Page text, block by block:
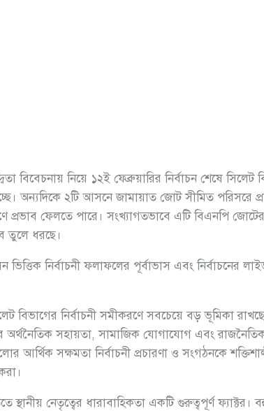
বিবেচনায় নিয়ে ১২ই ফেব্রুয়ারির নির্বাচন শেষে
অন্যদিকে ২টি আসনে জামায়াত জোট সীমিত পরিসরে
প্রভাব ফেলতে পারে। সংখ্যাগতভাবে এটি বিএনপি
তুলে ধরছে।
নির্বাচনী ফলাফলের পূর্বাভাস এবং নির্বাচনের
বিভাগের নির্বাচনী সমীকরণে সবচেয়ে বড় ভূমিকা
অর্থনৈতিক সহায়তা, সামাজিক যোগাযোগ এবং রাজনৈতিক
আর্থিক সক্ষমতা নির্বাচনী প্রচারণা ও সংগঠনকে
স্থানীয় নেতৃত্বের ধারাবাহিকতা একটি গুরুত্বপূর্ণ